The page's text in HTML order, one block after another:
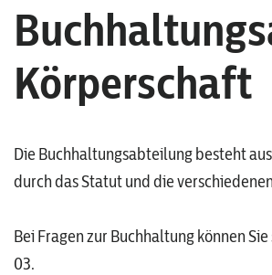
Körperschaft
Die Buchhaltungsabteilungbesteht
durch das Statut und die
Bei Fragen zur Buchhaltung können Sie
03.